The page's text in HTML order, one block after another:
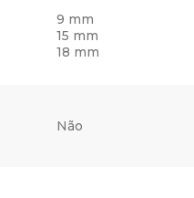
9 mm
15 mm
18 mm
Não